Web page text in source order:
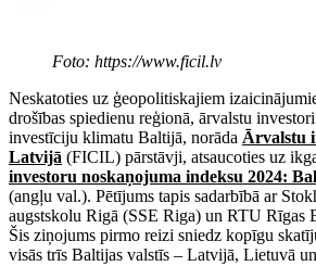
Foto: https://www.ficil.lv
Neskatoties uz ģeopolitiskajiem
drošības spiedienu reģionā, ārvalstu
investīciju klimatu Baltijā, norāda Ārvalstu
Latvijā (FICIL) pārstāvji, atsaucoties uz
investoru noskaņojuma indeksu 2024:
(angļu val.). Pētījums tapis sadarbībā ar
augstskolu Rigā (SSE Riga) un RTU Rīgas
Šis ziņojums pirmo reizi sniedz kopīgu
visās trīs Baltijas valstīs – Latvijā, Lietuvā